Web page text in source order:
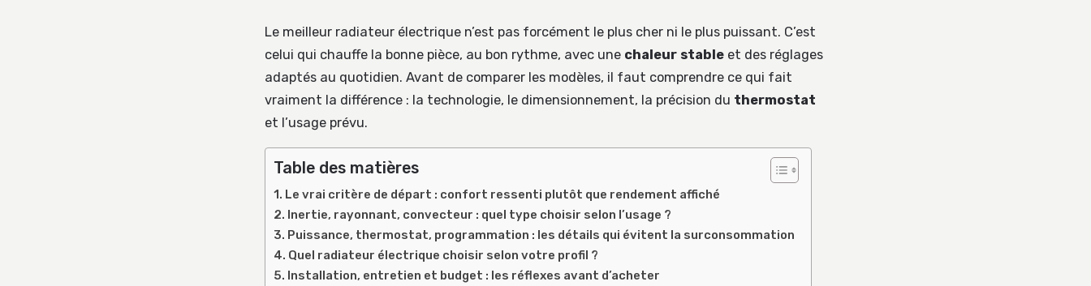
Le meilleur radiateur électrique n’est pas forcément le plus cher ni le plus puissant. C’est
celui qui chauffe la bonne pièce, au bon rythme, avec une chaleur stable et des réglages
adaptés au quotidien. Avant de comparer les modèles, il faut comprendre ce qui fait
vraiment la différence : la technologie, le dimensionnement, la précision du thermostat
et l’usage prévu.
Table des matières
Le vrai critère de départ : confort ressenti plutôt que rendement affiché
Inertie, rayonnant, convecteur : quel type choisir selon l’usage ?
Puissance, thermostat, programmation : les détails qui évitent la surconsommation
Quel radiateur électrique choisir selon votre profil ?
Installation, entretien et budget : les réflexes avant d’acheter